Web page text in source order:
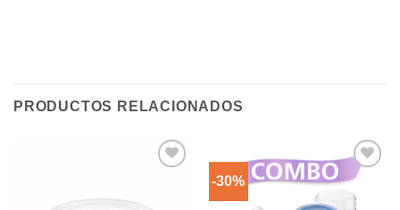
PRODUCTOS RELACIONADOS
-30%